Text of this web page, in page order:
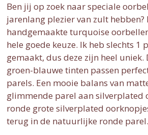
Ben jij op zoek naar speciale
jarenlang plezier van zult hebben?
handgemaakte turquoise
hele goede keuze. Ik heb slechts 1
gemaakt, dus deze zijn heel uniek.
groen-blauwe tinten passen
parels. Een mooie balans van
glimmende parel aan silverplated
ronde grote silverplated
terug in de natuurlijke ronde parel.